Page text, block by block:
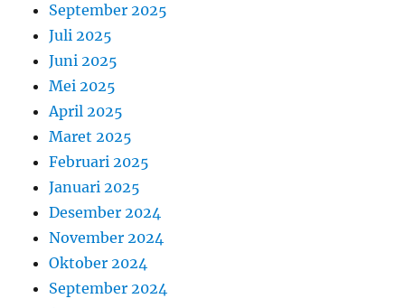
September 2025
Juli 2025
Juni 2025
Mei 2025
April 2025
Maret 2025
Februari 2025
Januari 2025
Desember 2024
November 2024
Oktober 2024
September 2024